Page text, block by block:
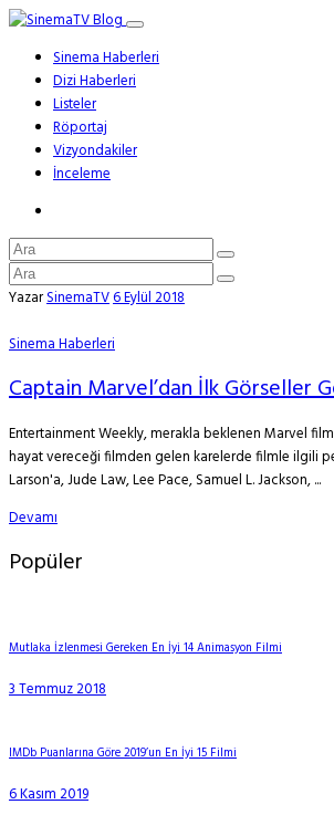
Sinema Haberleri
Dizi Haberleri
Listeler
Röportaj
Vizyondakiler
İnceleme
YazarSinemaTV6 Eylül 2018
Sinema Haberleri
Captain Marvel’dan İlk Görseller
Entertainment Weekly, merakla beklenen Marvel
hayat vereceği filmden gelen karelerde filmle ilgili
Larson'a, Jude Law, Lee Pace, Samuel L. Jackson, ...
Devamı
Popüler
Mutlaka İzlenmesi Gereken En İyi 14 Animasyon Filmi
3 Temmuz 2018
IMDb Puanlarına Göre 2019’un En İyi 15 Filmi
6 Kasım 2019